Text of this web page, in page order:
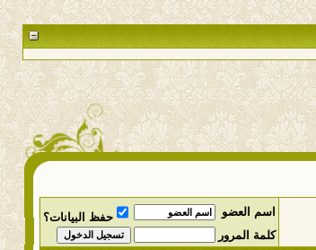
اسم العضو
حفظ البيانات؟
كلمة المرور